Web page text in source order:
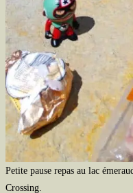
Petite pause repas au lac
Crossing.